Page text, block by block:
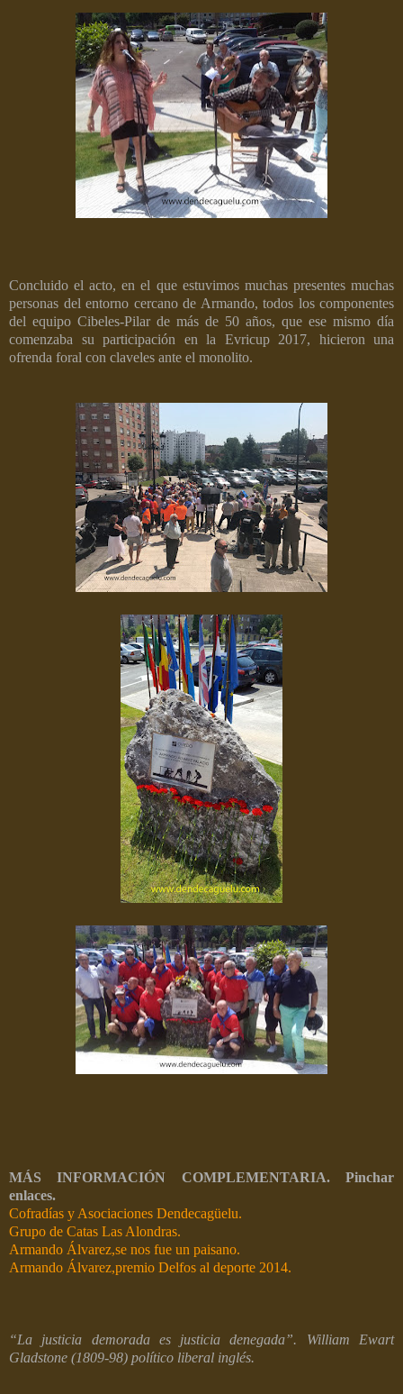
Concluido el acto, en el que estuvimos muchas presentes muchas
personas del entorno cercano de Armando, todos los componentes
del equipo Cibeles-Pilar de más de 50 años, que ese mismo día
comenzaba su participación en la Evricup 2017, hicieron una
ofrenda foral con claveles ante el monolito.
MÁS INFORMACIÓN COMPLEMENTARIA. Pinchar
enlaces.
Cofradías y Asociaciones Dendecagüelu.
Grupo de Catas Las Alondras.
Armando Álvarez,se nos fue un paisano.
Armando Álvarez,premio Delfos al deporte 2014.
“La justicia demorada es justicia denegada”. William Ewart
Gladstone (1809-98) político liberal inglés.